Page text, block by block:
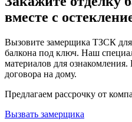
вместе с
Вызовите замерщика ТЗСК для
балкона под ключ. Наш
материалов для
договора на дому.
Предлагаем рассрочку от
Вызвать замерщика